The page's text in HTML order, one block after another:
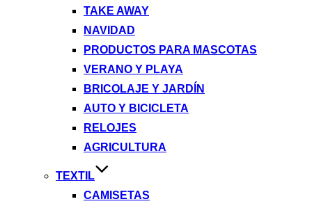
TAKE AWAY
NAVIDAD
PRODUCTOS PARA MASCOTAS
VERANO Y PLAYA
BRICOLAJE Y JARDÍN
AUTO Y BICICLETA
RELOJES
AGRICULTURA
TEXTIL
CAMISETAS